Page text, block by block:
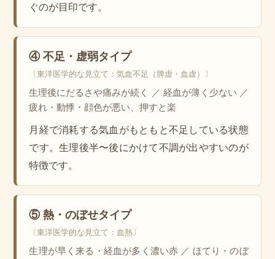
ぐのが目印です。
④ 不足・虚弱タイプ
〔東洋医学的な見立て：気血不足（脾虚・血虚）〕
生理後にだるさや痛みが続く ／ 経血が薄く少ない ／
疲れ・動悸・顔色が悪い、押すと楽
月経で消耗する気血がもともと不足している状態
です。生理後半〜後にかけて不調が出やすいのが
特徴です。
⑤ 熱・のぼせタイプ
〔東洋医学的な見立て：血熱〕
生理が早く来る・経血が多く濃い赤 ／ ほてり・のぼ